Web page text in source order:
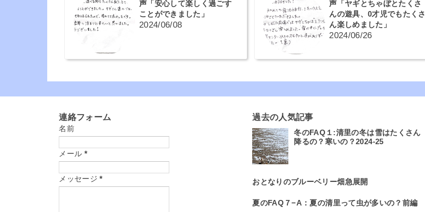
声「安心して楽しく過ごす
ことができました」
2024/06/08
声「ヤギとちゃぼとたくさ
んの遊具、0才児でもたくさ
ん楽しめました」
2024/06/26
連絡フォーム
名前
メール *
メッセージ*
過去の人気記事
冬のFAQ１:清里の冬は雪はたくさん
降るの？寒いの？2024-25
おとなりのブルーベリー畑急展開
夏のFAQ７−A：夏の清里って虫が多いの？前編